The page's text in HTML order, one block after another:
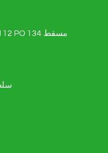
روي PC 112 PO 134 مسقط